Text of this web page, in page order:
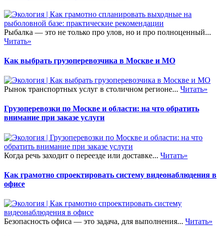
Рыбалка — это не только про улов, но и про полноценный...
Читать»
Как выбрать грузоперевозчика в Москве и МО
Рынок транспортных услуг в столичном регионе... Читать»
Грузоперевозки по Москве и области: на что обратить
внимание при заказе услуги
Когда речь заходит о переезде или доставке... Читать»
Как грамотно спроектировать систему видеонаблюдения в
офисе
Безопасность офиса — это задача, для выполнения... Читать»